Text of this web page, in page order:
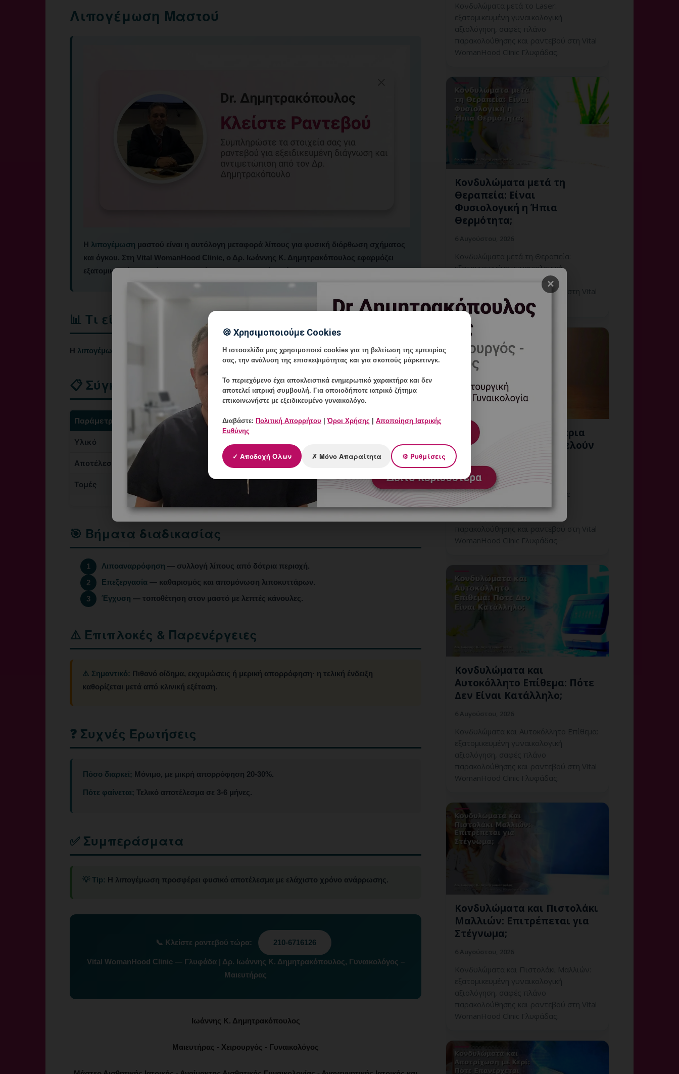
Λιπογέμωση Μαστού
Η λιπογέμωση μαστού είναι η αυτόλογη μεταφορά λίπους για φυσική διόρθωση σχήματος
και όγκου. Στη Vital WomanHood Clinic, ο Δρ. Ιωάννης Κ. Δημητρακόπουλος εφαρμόζει
εξατομικευμένα τη μέθοδο με ασφάλεια και αισθητική ακρίβεια.
📊 Τι είναι
Η λιπογέμωση χρησιμοποιεί λίπος από τον ίδιο τον οργανισμό για γέμισμα και ανάπλαση.
📋 Σύγκριση
Παράμετρος λιπογέμωση
Υλικό Αυτόλογο λίπος
Αποτέλεσμα Φυσικό, μόνιμο
Τομές Ελάχιστες
🎯 Βήματα διαδικασίας
1 Λιποαναρρόφηση — συλλογή λίπους από δότρια περιοχή.
2
Επεξεργασία — καθαρισμός και απομόνωση λιποκυττάρων.
3
Έγχυση — τοποθέτηση στον μαστό με λεπτές κάνουλες.
⚠️ Επιπλοκές & Παρενέργειες
⚠️ Σημαντικό: Πιθανό οίδημα, εκχυμώσεις ή μερική απορρόφηση· η τελική ένδειξη
καθορίζεται μετά από κλινική εξέταση.
❓ Συχνές Ερωτήσεις
Πόσο διαρκεί; Μόνιμο, με μικρή απορρόφηση 20-30%.
Πότε φαίνεται; Τελικό αποτέλεσμα σε 3-6 μήνες.
✅ Συμπεράσματα
💡 Tip: Η λιπογέμωση προσφέρει φυσικό αποτέλεσμα με ελάχιστο χρόνο ανάρρωσης.
📞 Κλείστε ραντεβού τώρα: 210-6716126
Vital WomanHood Clinic — Γλυφάδα | Δρ. Ιωάννης Κ. Δημητρακόπουλος, Γυναικολόγος –
Μαιευτήρας
Ιωάννης Κ. Δημητρακόπουλος
Μαιευτήρας - Χειρουργός - Γυναικολόγος
Κονδυλώματα μετά το Laser:
εξατομικευμένη γυναικολογική
αξιολόγηση, σαφές πλάνο
παρακολούθησης και ραντεβού στη Vital
WomanHood Clinic Γλυφάδας.
Κονδυλώματα μετά τη
Θεραπεία: Είναι
Φυσιολογική η Ήπια
Θερμότητα;
Κονδυλώματα μετά τη Θεραπεία:
εξατομικευμένη γυναικολογική
αξιολόγηση, σαφές πλάνο
παρακολούθησης και ραντεβού στη Vital
WomanHood Clinic Γλυφάδας.
Κονδυλώματα και Αιθέρια
Έλαια: Γιατί Δεν Αποτελούν
Θεραπεία;
6 Αυγούστου, 2026
Κονδυλώματα και Αιθέρια Έλαια:
εξατομικευμένη γυναικολογική
παρακολούθησης και ραντεβού στη Vital
WomanHood Clinic Γλυφάδας.
Κονδυλώματα και
Αυτοκόλλητο Επίθεμα: Πότε
Δεν Είναι Κατάλληλο;
Κονδυλώματα και Αυτοκόλλητο Επίθεμα:
εξατομικευμένη γυναικολογική
αξιολόγηση, σαφές πλάνο
παρακολούθησης και ραντεβού στη Vital
WomanHood Clinic Γλυφάδας.
Κονδυλώματα και Πιστολάκι
Μαλλιών: Επιτρέπεται για
Στέγνωμα;
Κονδυλώματα και Πιστολάκι Μαλλιών:
εξατομικευμένη γυναικολογική
αξιολόγηση, σαφές πλάνο
παρακολούθησης και ραντεβού στη Vital
WomanHood Clinic Γλυφάδας.
×
🍪 Χρησιμοποιούμε Cookies
Η ιστοσελίδα μας χρησιμοποιεί cookies για τη βελτίωση της εμπειρίας
σας, την ανάλυση της επισκεψιμότητας και για σκοπούς μάρκετινγκ.
Το περιεχόμενο έχει αποκλειστικά ενημερωτικό χαρακτήρα και δεν
αποτελεί ιατρική συμβουλή. Για οποιοδήποτε ιατρικό ζήτημα
επικοινωνήστε με εξειδικευμένο γυναικολόγο.
Διαβάστε: Πολιτική Απορρήτου |Όροι Χρήσης | Αποποίηση Ιατρικής
Ευθύνης
✓ Αποδοχή Όλων ✗ Μόνο Απαραίτητα ⚙ Ρυθμίσεις